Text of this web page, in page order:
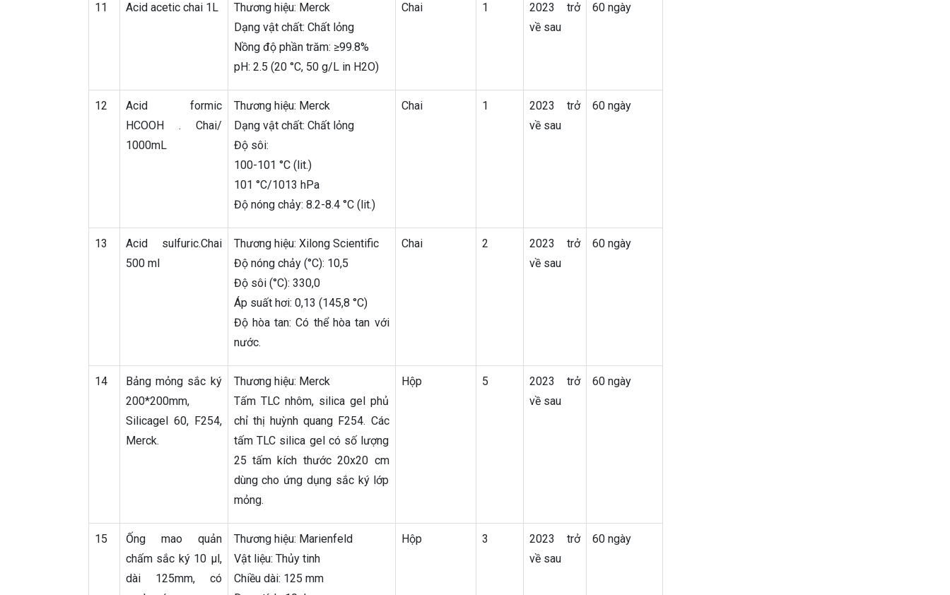
11 Acid acetic chai 1L
Thương hiệu: Merck
Dạng vật chất: Chất lỏng
Nồng độ phần trăm: ≥99.8%
pH: 2.5 (20 °C, 50 g/L in H2O)
Chai 1
2023 trở
về sau
60 ngày
12
Acid formic
HCOOH . Chai/
1000mL
Thương hiệu: Merck
Dạng vật chất: Chất lỏng
Độ sôi:
100-101 °C (lit.)
101 °C/1013 hPa
Độ nóng chảy: 8.2-8.4 °C (lit.)
Chai 1
2023 trở
về sau
60 ngày
13
Acid sulfuric.Chai
500 ml
Thương hiệu: Xilong Scientific
Độ nóng chảy (°C): 10,5
Độ sôi (°C): 330,0
Áp suất hơi: 0,13 (145,8 °C)
Độ hòa tan: Có thể hòa tan với
nước.
Chai 2
2023 trở
về sau
60 ngày
14
Bảng mỏng sắc ký
200*200mm,
Silicagel 60, F254,
Merck.
Thương hiệu: Merck
Tấm TLC nhôm, silica gel phủ
chỉ thị huỳnh quang F254. Các
tấm TLC silica gel có số lượng
25 tấm kích thước 20x20 cm
dùng cho ứng dụng sắc ký lớp
mỏng.
Hộp 5
2023 trở
về sau
60 ngày
15
Ống mao quản
chấm sắc ký 10 µl,
dài 125mm, có
Thương hiệu: Marienfeld
Vật liệu: Thủy tinh
Chiều dài: 125 mm
Hộp 3
2023 trở
về sau
60 ngày